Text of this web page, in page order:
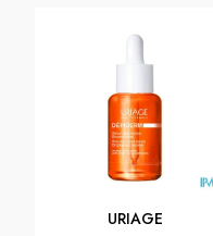
URIAGE